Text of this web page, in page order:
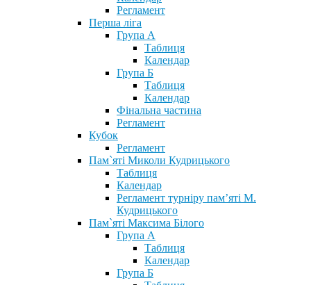
Регламент
Перша ліга
Група А
Таблиця
Календар
Група Б
Таблиця
Календар
Фінальна частина
Регламент
Кубок
Регламент
Пам`яті Миколи Кудрицького
Таблиця
Календар
Регламент турніру пам’яті М.
Кудрицького
Пам`яті Максима Білого
Група А
Таблиця
Календар
Група Б